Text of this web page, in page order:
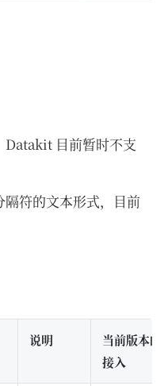
目前暂时不支
符的文本形式，目前
说明
当前版本
接入